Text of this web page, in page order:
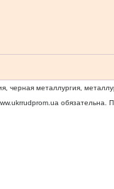
черная металлургия,
обязательна.